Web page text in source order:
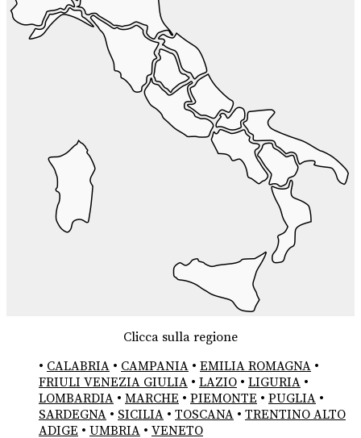
Clicca sulla regione
• CALABRIA • CAMPANIA • EMILIA ROMAGNA •
FRIULI VENEZIA GIULIA • LAZIO • LIGURIA •
LOMBARDIA • MARCHE • PIEMONTE • PUGLIA •
SARDEGNA • SICILIA • TOSCANA • TRENTINO ALTO
ADIGE • UMBRIA • VENETO